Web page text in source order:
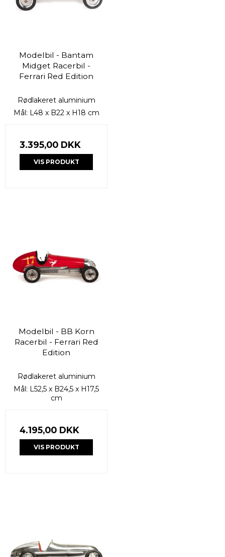
Modelbil - Bantam
Midget Racerbil -
Ferrari Red Edition
Rødlakeret aluminium
Mål: L48 x B22 x H18 cm
3.395,00 DKK
VIS PRODUKT
Modelbil - BB Korn
Racerbil - Ferrari Red
Edition
Rødlakeret aluminium
Mål: L52,5 x B24,5 x H17,5
cm
4.195,00 DKK
VIS PRODUKT